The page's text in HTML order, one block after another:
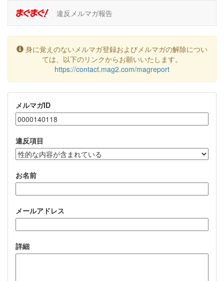
違反メルマガ報告
身に覚えのないメルマガ登録およびメルマガの解除につい
ては、以下のリンクからお願いいたします。
https://contact.mag2.com/magreport
メルマガID
違反項目
お名前
メールアドレス
詳細